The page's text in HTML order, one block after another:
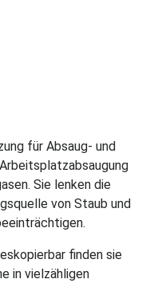
für Absaug- und
Sie lenken die
von Staub und
finden sie
in vielzähligen